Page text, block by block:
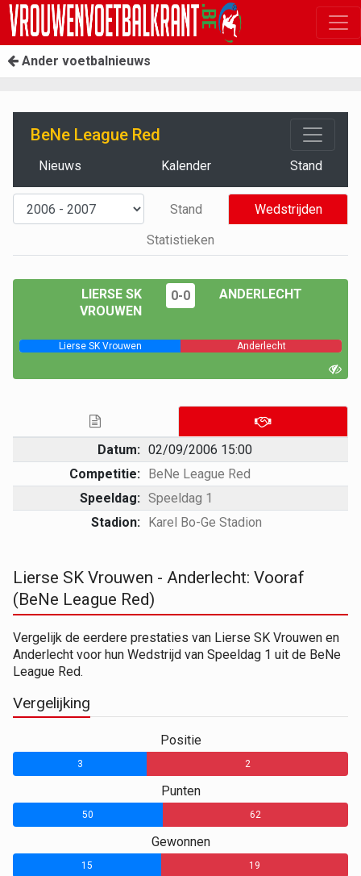
Ander voetbalnieuws
BeNe League Red
Nieuws Kalender Stand
Stand
Wedstrijden
Statistieken
LIERSE SK
VROUWEN
0-0 ANDERLECHT
Lierse SK Vrouwen Anderlecht
Datum: 02/09/2006 15:00
Competitie: BeNe League Red
Speeldag: Speeldag 1
Stadion: Karel Bo-Ge Stadion
Lierse SK Vrouwen - Anderlecht: Vooraf
(BeNe League Red)
Vergelijk de eerdere prestaties van Lierse SK Vrouwen en
Anderlecht voor hun Wedstrijd van Speeldag 1 uit de BeNe
League Red.
Vergelijking
Positie
3 2
Punten
50 62
Gewonnen
15 19